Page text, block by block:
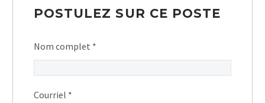
POSTULEZ SUR CE POSTE
Nom complet *
Courriel *